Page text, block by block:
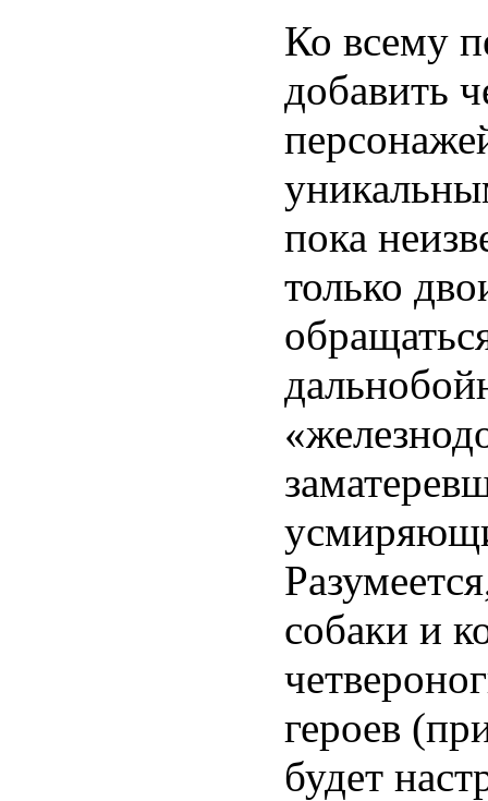
Ко всему
добавить
пока
только
собаки и
героев
будет